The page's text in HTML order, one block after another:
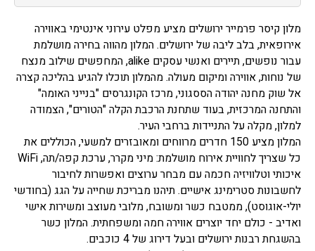
מלון קיסר פרמייר ירושלים מציע מפלט עירוני אינטימי באווירה
אירופאית, בלב ליבה של ירושלים. המלון מהווה בחירה מושלמת
עבור נופשים, תיירים ואנשי עסקים alike, המחפשים שילוב מנצח
של נוחות, אווירה ומיקום מעולה. מהמלון תוכלו להגיע בהליכה קצרה
אל שוק מחנה יהודה הססגוני, מרכז הקונגרסים "בנייני האומה"
והתחנה המרכזית, בעוד שתחנת הרכבת הקלה "הטורים", הצמודה
למלון, מקלה על התניידות ברחבי העיר.
המלון מציע 150 חדרים מרווחים ומאובזרים למשעי, הכוללים את
כל שצריך לחוויית אירוח מושלמת: מיני מקרר, ערכת קפה/תה, WiFi
איכותי וטלוויזיה חכמה עם מבחר ערוצים ואפשרות לחיבור
לחשבונות סטרימינג אישיים. תיהנו מבריכת שחייה על הגג (בחודשי
יולי-אוגוסט), ממטבח כשר ומשובח, מלובי מעוצב ומשירות אישי
ואדיב - כולם יחד יוצרים אווירה חמה ומשפחתית. המלון כשר
בהשגחת רבנות ירושלים ובעל דירוג של 4 כוכבים.